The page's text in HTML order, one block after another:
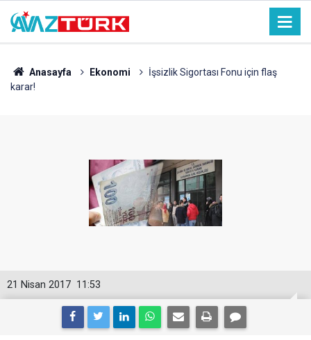
Anasayfa Ekonomi
İşsizlik Sigortası Fonu için flaş
karar!
11:53
21 Nisan 2017